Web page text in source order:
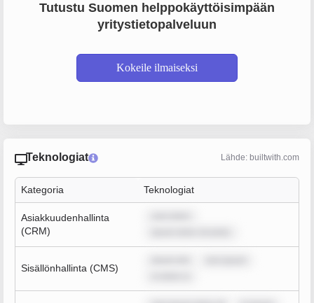
Tutustu Suomen helppokäyttöisimpään
yritystietopalveluun
Kokeile ilmaiseksi
Teknologiat Lähde: builtwith.com
Kategoria Teknologiat
Asiakkuudenhallinta
(CRM)
Sisällönhallinta (CMS)